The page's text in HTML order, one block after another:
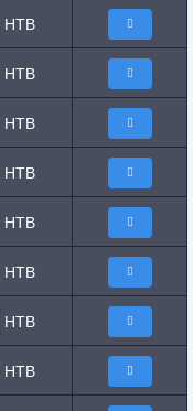
НТВ
НТВ
НТВ
НТВ
НТВ
НТВ
НТВ
НТВ